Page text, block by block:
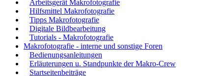
Arbeitsgerät Makrofotografie
Hilfsmittel Makrofotografie
Tipps Makrofotografie
Digitale Bildbearbeitung
Tutorials - Makrofotografie
Makrofotografie - interne und sonstige Foren
Bedienungsanleitungen
Erläuterungen u. Standpunkte der Makro-Crew
Startseitenbeiträge